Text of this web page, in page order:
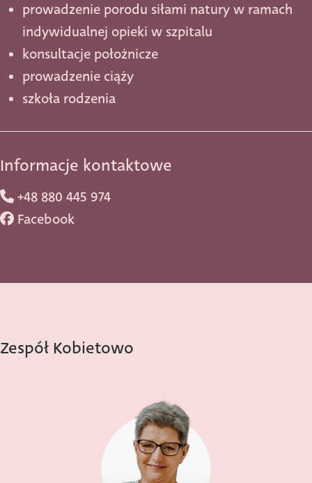
prowadzenie porodu siłami natury w ramach
indywidualnej opieki w szpitalu
konsultacje położnicze
prowadzenie ciąży
szkoła rodzenia
Informacje kontaktowe
+48 880 445 974
Facebook
Zespół Kobietowo